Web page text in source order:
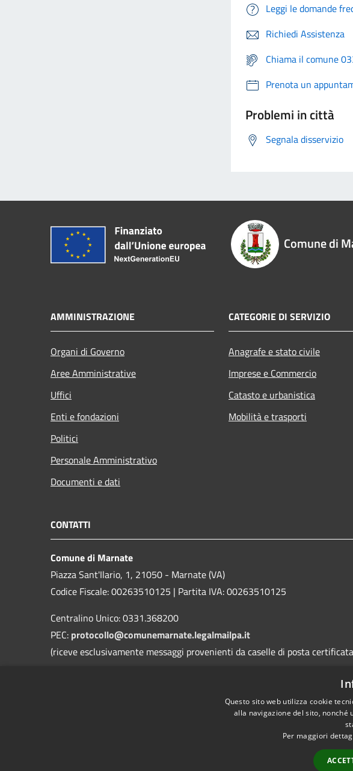
Leggi le domande
Richiedi Assistenza
Chiama il comune
Prenota un
Problemi in città
Segnala disservizio
Comune di
AMMINISTRAZIONE
Organi di Governo
Aree Amministrative
Uffici
Enti e fondazioni
Politici
Personale Amministrativo
Documenti e dati
CATEGORIE DI SERVIZIO
Anagrafe e stato civile
Imprese e Commercio
Catasto e urbanistica
Mobilità e trasporti
CONTATTI
Comune di Marnate
Piazza Sant'Ilario, 1, 21050 - Marnate (VA)
Codice Fiscale: 00263510125 | Partita IVA: 00263510125
Centralino Unico: 0331.368200
PEC: protocollo@comunemarnate.legalmailpa.it
(riceve esclusivamente messaggi provenienti da caselle di posta
Questo sito web utilizza cookie
alla navigazione del sito,
Per maggiori